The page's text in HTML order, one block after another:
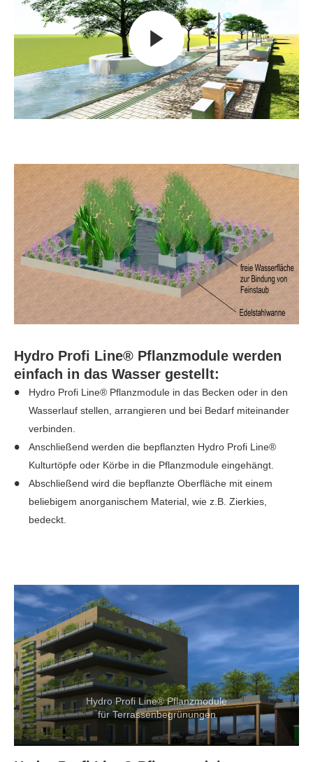
Hydro Profi Line® Pflanzmodule werden
einfach in das Wasser gestellt:
Hydro Profi Line® Pflanzmodule in das Becken oder in den
Wasserlauf stellen, arrangieren und bei Bedarf miteinander
verbinden.
Anschließend werden die bepflanzten Hydro Profi Line®
Kulturtöpfe oder Körbe in die Pflanzmodule eingehängt.
Abschließend wird die bepflanzte Oberfläche mit einem
beliebigem anorganischem Material, wie z.B. Zierkies,
bedeckt.
Hydro Profi Line® Pflanzmodule
für Terrassenbegrünungen